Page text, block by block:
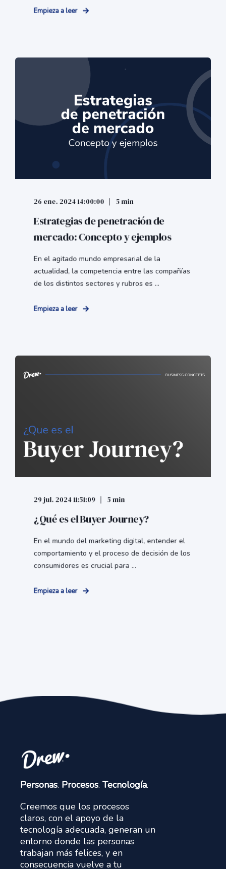
Empieza a leer
26 ene. 2024 14:00:00 5 min
Estrategias de penetración de
mercado: Concepto y ejemplos
En el agitado mundo empresarial de la
actualidad, la competencia entre las compañías
de los distintos sectores y rubros es ...
Empieza a leer
29 jul. 2024 11:51:09 5 min
¿Qué es el Buyer Journey?
En el mundo del marketing digital, entender el
comportamiento y el proceso de decisión de los
consumidores es crucial para ...
Empieza a leer
Personas. Procesos. Tecnología.
Creemos que los procesos
claros, con el apoyo de la
tecnología adecuada, generan un
entorno donde las personas
trabajan más felices, y en
consecuencia vuelve a tu